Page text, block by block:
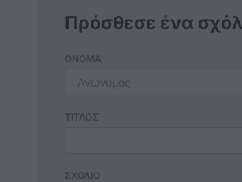
Πρόσθεσε ένα
ΟΝΟΜΑ
ΤΙΤΛΟΣ
ΣΧΟΛΙΟ